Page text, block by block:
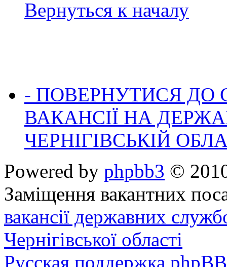
Вернуться к началу
- ПОВЕРНУТИСЯ ДО
ВАКАНСІЇ НА
ЧЕРНІГІВСЬКІЙ
Powered by phpbb3 ©
Заміщення вакантних
вакансії державних
Чернігівської області
Русская поддержка phpBB